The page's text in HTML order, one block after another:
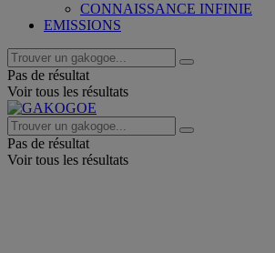
CONNAISSANCE INFINIE
EMISSIONS
Pas de résultat
Voir tous les résultats
Pas de résultat
Voir tous les résultats